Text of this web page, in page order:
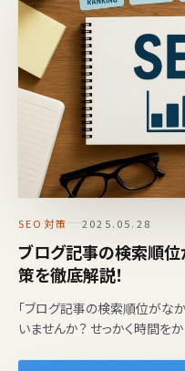
SEO対策 2025.05.28
ブログ記事の検索順
策を徹底解説！
「ブログ記事の検索順位がな
いませんか？ せっかく時間をかけて書いたブログ記事なのに、検索結